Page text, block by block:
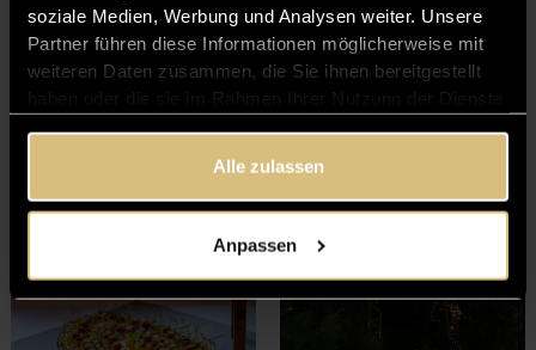
soziale Medien, Werbung und Analysen weiter. Unsere
Partner führen diese Informationen möglicherweise mit
weiteren Daten zusammen, die Sie ihnen bereitgestellt
haben oder die sie im Rahmen Ihrer Nutzung der Dienste
Alle zulassen
Anpassen